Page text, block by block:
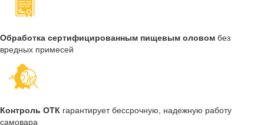
Обработка сертифицированным пищевым оловом без
вредных примесей
Контроль ОТК гарантирует бессрочную, надежную работу
самовара